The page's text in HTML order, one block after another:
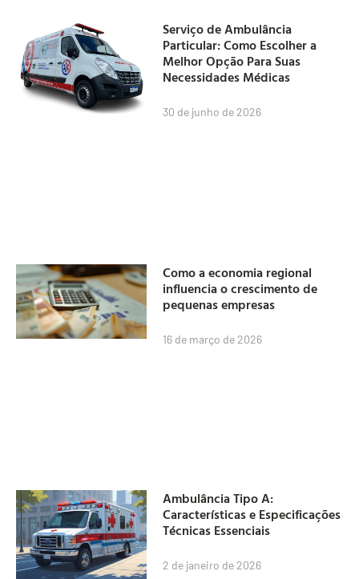
Serviço de Ambulância
Particular: Como Escolher a
Melhor Opção Para Suas
Necessidades Médicas
30 de junho de 2026
Como a economia regional
influencia o crescimento de
pequenas empresas
16 de março de 2026
Ambulância Tipo A:
Características e Especificações
Técnicas Essenciais
2 de janeiro de 2026